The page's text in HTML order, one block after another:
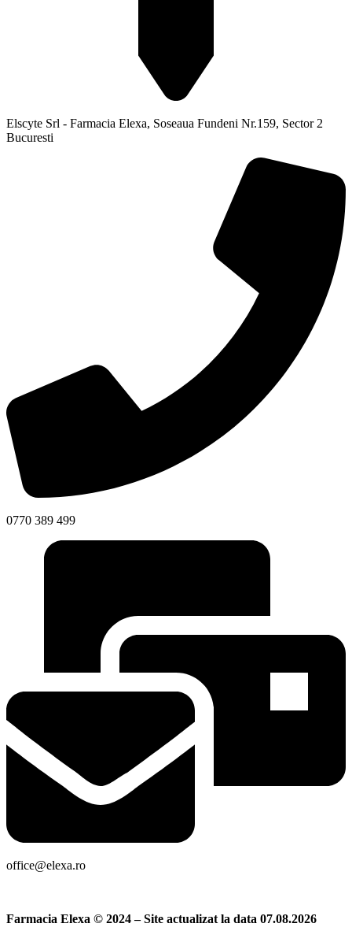
Elscyte Srl - Farmacia Elexa, Soseaua Fundeni Nr.159, Sector 2
Bucuresti
0770 389 499
office@elexa.ro
Farmacia Elexa © 2024 – Site actualizat la data 07.08.2026